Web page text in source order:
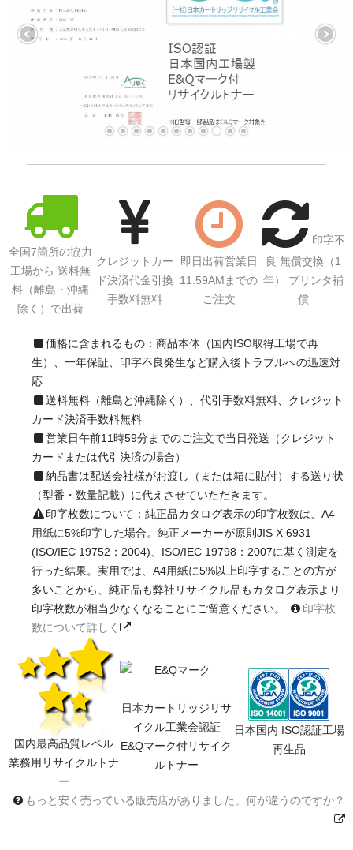
印字枚数について
対応プリンターメーカー
見積書発行依頼
なぜ業務用を選ぶべき？
全国7箇所の協力
工場から 送料無
料（離島・沖縄
除く）で出荷
クレジットカー
ド決済代金引換
手数料無料
即日出荷営業日
11:59AMまでの
ご注文
印字不
良 無償交換（1
年） プリンタ補
償
価格に含まれるもの：商品本体（国内ISO取得工場で再
生）、一年保証、印字不良発生など購入後トラブルへの迅速対
応
送料無料（離島と沖縄除く）、代引手数料無料、クレジット
カード決済手数料無料
営業日午前11時59分までのご注文で当日発送（クレジット
カードまたは代引決済の場合）
納品書は配送会社様がお渡し（または箱に貼付）する送り状
（型番・数量記載）に代えさせていただきます。
印字枚数について：純正品カタログ表示の印字枚数は、A4
用紙に5%印字した場合。純正メーカーが原則JIS X 6931
(ISO/IEC 19752：2004)、ISO/IEC 19798：2007に基く測定を
行った結果。実用では、A4用紙に5%以上印字することの方が
多いことから、純正品も弊社リサイクル品もカタログ表示より
印字枚数が相当少なくなることにご留意ください。
印字枚
数について詳しく
国内最高品質レベル
業務用リサイクルトナ
ー
日本カートリッジリサ
イクル工業会認証
E&Qマーク付リサイク
ルトナー
日本国内 ISO認証工場
再生品
もっと安く売っている販売店がありました。何が違うのですか？